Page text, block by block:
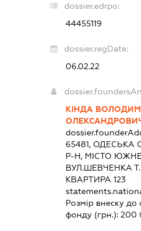
dossier.edrpo:
44455119
dossier.regDate:
06.02.22
КІНДА
65481, ОДЕСЬКА
Р-Н, МІСТО
ВУЛ.ШЕВЧЕНКА
КВАРТИРА 123
Розмір внеску до
фонду (грн.):200